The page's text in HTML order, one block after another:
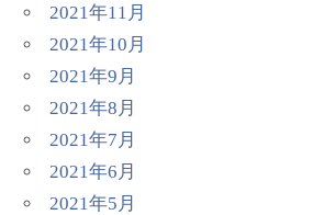
2021年11月
2021年10月
2021年9月
2021年8月
2021年7月
2021年6月
2021年5月